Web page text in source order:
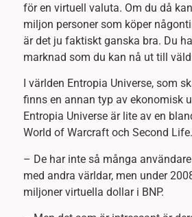
för en virtuell valuta. Om du då
miljon personer som köper
är det ju faktiskt ganska bra. Du
marknad som du kan nå ut till
I världen Entropia Universe, som
finns en annan typ av ekonomisk
Entropia Universe är lite av en
World of Warcraft och Second Life.
– De har inte så många
med andra världar, men under
miljoner virtuella dollar i BNP.